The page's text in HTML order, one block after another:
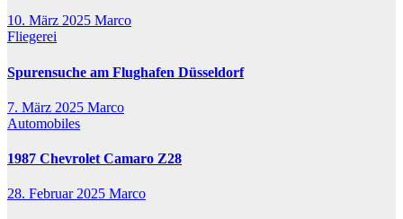
10. März 2025 Marco
Fliegerei
Spurensuche am Flughafen Düsseldorf
7. März 2025 Marco
Automobiles
1987 Chevrolet Camaro Z28
28. Februar 2025 Marco